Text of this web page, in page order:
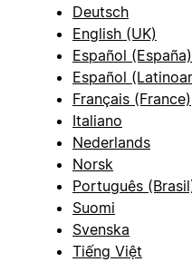
Deutsch
English (UK)
Español (España)
Español
Français (France)
Italiano
Nederlands
Norsk
Português
Suomi
Svenska
Tiếng Việt